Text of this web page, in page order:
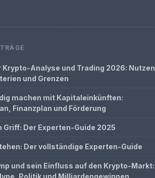
Krypto-Analyse und Trading 2026: Nutzen,
und Grenzen
machen mit Kapitaleinkünften:
Finanzplan und Förderung
Griff: Der Experten-Guide 2025
Der vollständige Experten-Guide
und sein Einfluss auf den Krypto-Markt:
Politik und Milliardengewinnen